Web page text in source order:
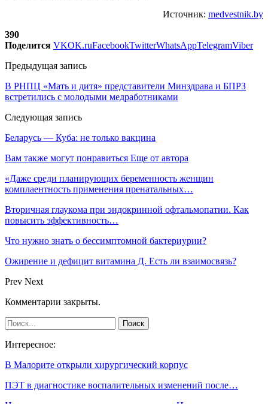
Источник: medvestnik.by
390
Поделится VKOK.ruFacebookTwitterWhatsAppTelegramViber
Предыдущая запись
В РНПЦ «Мать и дитя» представители Минздрава и БПРЗ
встретились с молодыми медработниками
Следующая запись
Беларусь — Куба: не только вакцина
Вам также могут понравиться Еще от автора
«Даже среди планирующих беременность женщин
комплаентность применения пренатальных…
Вторичная глаукома при эндокринной офтальмопатии. Как
повысить эффективность…
Что нужно знать о бессимптомной бактериурии?
Ожирение и дефицит витамина Д. Есть ли взаимосвязь?
Prev Next
Комментарии закрыты.
Интересное:
В Малорите открыли хирургический корпус
ПЭТ в диагностике воспалительных изменений после…